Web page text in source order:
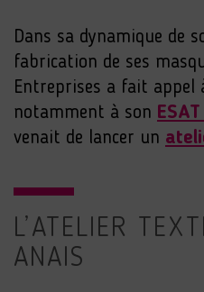
Dans sa dynamique de
fabrication de ses
Entreprises a fait appel
notamment à son
venait de lancer un
L’ATELIER
ANAIS